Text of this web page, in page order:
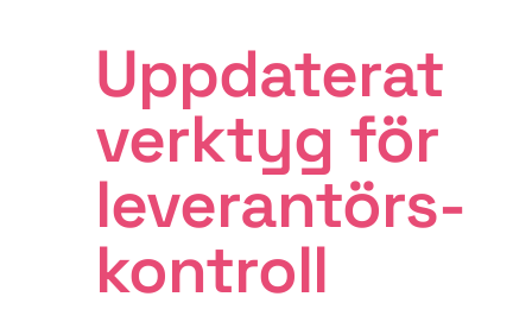
Uppdaterat
verktyg för
leverantörs­
kontroll